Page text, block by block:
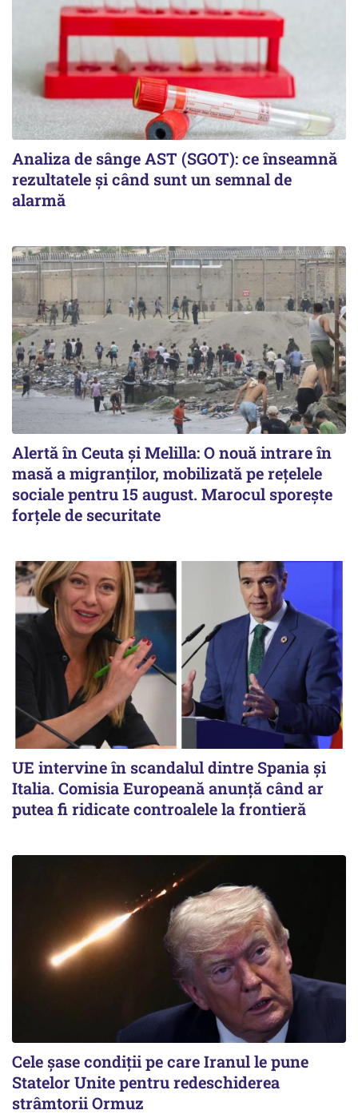
Analiza de sânge AST (SGOT): ce înseamnă
rezultatele și când sunt un semnal de
alarmă
Alertă în Ceuta și Melilla: O nouă intrare în
masă a migranților, mobilizată pe rețelele
sociale pentru 15 august. Marocul sporește
forțele de securitate
UE intervine în scandalul dintre Spania și
Italia. Comisia Europeană anunță când ar
putea fi ridicate controalele la frontieră
Cele șase condiții pe care Iranul le pune
Statelor Unite pentru redeschiderea
strâmtorii Ormuz